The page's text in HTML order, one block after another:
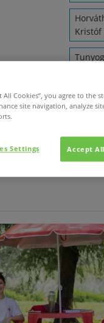
Kristóf
Kálid
Mucsi
All Cookies”, you agree to the
site navigation, analyze
Accept
Settings